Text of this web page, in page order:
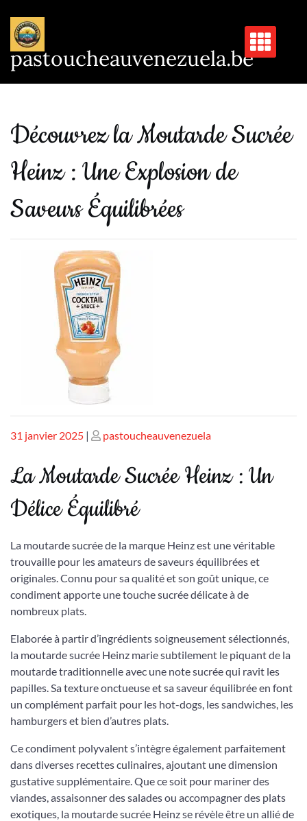
contenu
pastoucheauvenezuela.be
Découvrez la Moutarde Sucrée
Heinz : Une Explosion de
Saveurs Équilibrées
Publié
31 janvier 2025 | Publié
pastoucheauvenezuela
La Moutarde Sucrée Heinz : Un
Délice Équilibré
La moutarde sucrée de la marque Heinz est une véritable
trouvaille pour les amateurs de saveurs équilibrées et
originales. Connu pour sa qualité et son goût unique, ce
condiment apporte une touche sucrée délicate à de
nombreux plats.
Elaborée à partir d’ingrédients soigneusement sélectionnés,
la moutarde sucrée Heinz marie subtilement le piquant de la
moutarde traditionnelle avec une note sucrée qui ravit les
papilles. Sa texture onctueuse et sa saveur équilibrée en font
un complément parfait pour les hot-dogs, les sandwiches, les
hamburgers et bien d’autres plats.
Ce condiment polyvalent s’intègre également parfaitement
dans diverses recettes culinaires, ajoutant une dimension
gustative supplémentaire. Que ce soit pour mariner des
viandes, assaisonner des salades ou accompagner des plats
exotiques, la moutarde sucrée Heinz se révèle être un allié de